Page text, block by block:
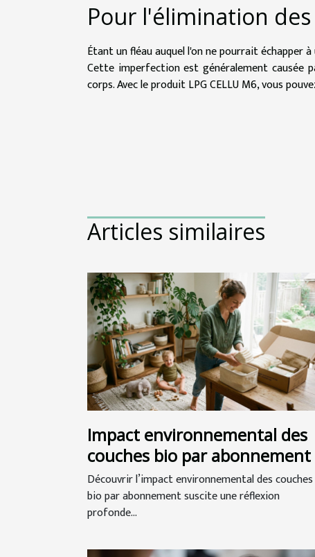
Pour l'élimination
Étant un fléau auquel l'on ne pourrait échapper
Cette imperfection est généralement causée
corps. Avec le produit LPG CELLU M6, vous
Articles similaires
Impact environnemental des
couches bio par abonnement
Découvrir l’impact environnemental des couches
bio par abonnement suscite une réflexion
profonde...